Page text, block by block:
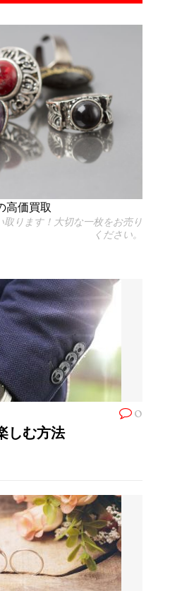
高価買取
ります！大切な一枚をお売り
ください。
0
しむ方法